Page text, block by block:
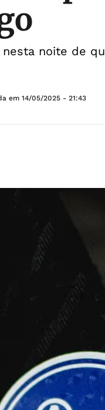
noite de
em 14/05/2025 - 21:43